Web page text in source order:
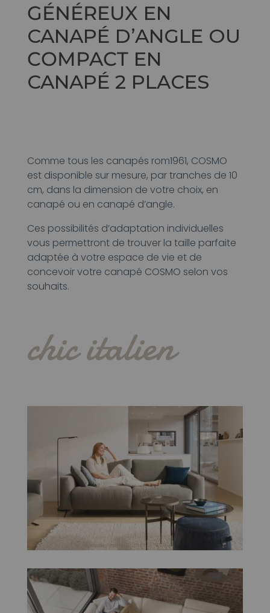
GÉNÉREUX EN
CANAPÉ D’ANGLE OU
COMPACTEN
CANAPÉ 2 PLACES
Comme tous les canapés rom1961, COSMO
est disponible sur mesure, par tranches de 10
cm, dans la dimension de votre choix, en
canapé ou en canapé d’angle.
Ces possibilités d’adaptation individuelles
vous permettront de trouver la taille parfaite
adaptée à votre espace de vie et de
concevoir votre canapé COSMO selon vos
souhaits.
chic italien